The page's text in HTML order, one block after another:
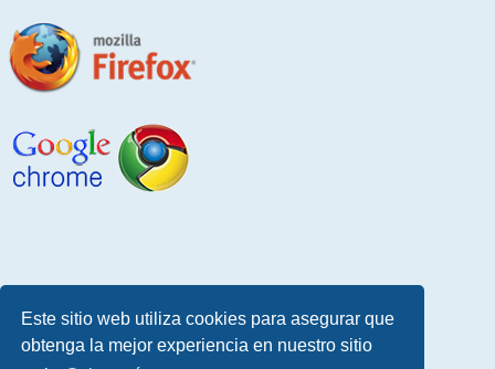
Este sitio web utiliza cookies para asegurar que
obtenga la mejor experiencia en nuestro sitio